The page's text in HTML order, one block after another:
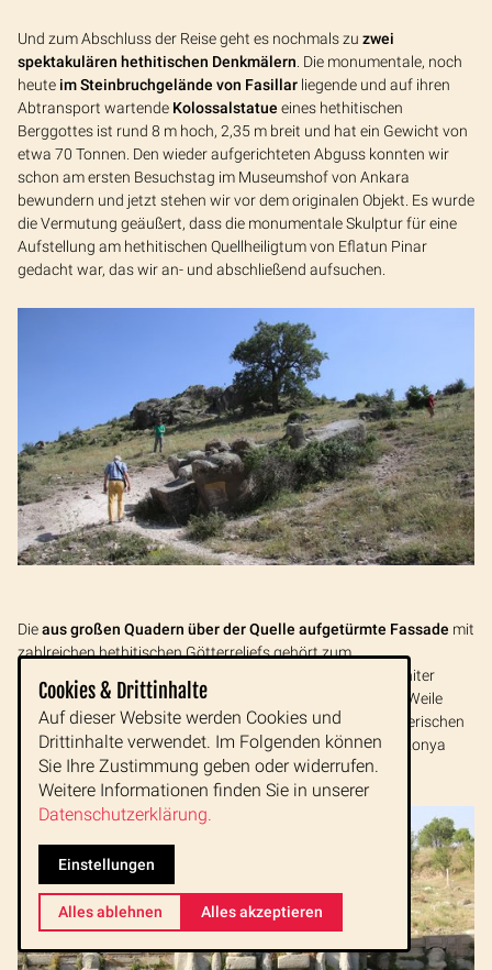
Und zum Abschluss der Reise geht es nochmals zu zwei
spektakulären hethitischen Denkmälern . Die monumentale, noch
heute im Steinbruchgelände von Fasillar liegende und auf ihren
Abtransport wartende Kolossalstatue eines hethitischen
Berggottes ist rund 8 m hoch, 2,35 m breit und hat ein Gewicht von
etwa 70 Tonnen. Den wieder aufgerichteten Abguss konnten wir
schon am ersten Besuchstag im Museumshof von Ankara
bewundern und jetzt stehen wir vor dem originalen Objekt. Es wurde
die Vermutung geäußert, dass die monumentale Skulptur für eine
Aufstellung am hethitischen Quellheiligtum von Eflatun Pinar
gedacht war, das wir an- und abschließend aufsuchen.
Dieaus großen Quadern über der Quelle aufgetürmte Fassade mit
zahlreichen hethitischen Götterreliefs gehört zum
Beeindruckendsten, was uns das rätselhafte Volk der Hethiter
hinterlassen hat und es nimmt nicht wunder, dass es eine Weile
dauert, bis die Reisegruppe wieder dazu bereit ist, den malerischen
und mystischen Ort zu verlassen und die Rückfahrt nach Konya
anzutreten.
Cookies & Drittinhalte
Auf dieser Website werden Cookies und
Drittinhalte verwendet. Im Folgenden können
Sie Ihre Zustimmung geben oder widerrufen.
Weitere Informationen finden Sie in unserer
Datenschutzerklärung.
Einstellungen
Alles ablehnen Alles akzeptieren